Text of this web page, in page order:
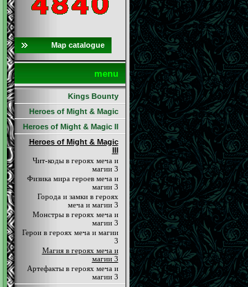
Map catalogue
menu
Kings Bounty
Heroes of Might & Magic
Heroes of Might & Magic II
Heroes of Might & Magic
III
Чит-коды в героях меча и
магии 3
Физика мира героев меча и
магии 3
Города и замки в героях
меча и магии 3
Монстры в героях меча и
магии 3
Герои в героях меча и магии
3
Магия в героях меча и
магии 3
Артефакты в героях меча и
магии 3